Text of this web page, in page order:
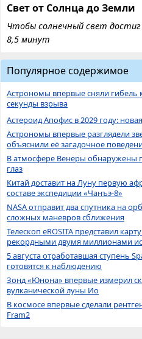
Свет от Солнца до Земли
Чтобы солнечный свет
8,5 минут
Популярное содержимое
Астрономы впервые сняли гибель
секунды взрыва
Астероид Апофис в 2029 году:
Астрономы впервые разглядели
объяснили её загадочное
В атмосфере Венеры обнаружены
глаз
Китай доставит на Луну первую
составе экспедиции «Чанъэ-8»
NASA отправит два спутника на
сложных маневров сближения
Телескоп eROSITA представил
рекордными двумя миллионами
5 августа отработавшая ступень
готовятся к наблюдению
Зонд «Юнона» впервые измерил
вулканической луны Ио
В космосе впервые сделали
Fram2